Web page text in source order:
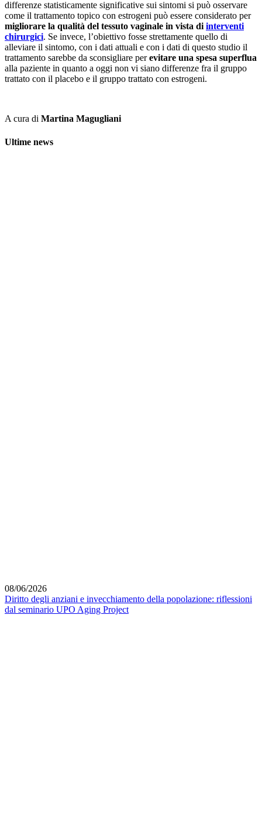
differenze statisticamente significative sui sintomi si può osservare
come il trattamento topico con estrogeni può essere considerato per
migliorare la qualità del tessuto vaginale in vista di interventi
chirurgici. Se invece, l’obiettivo fosse strettamente quello di
alleviare il sintomo, con i dati attuali e con i dati di questo studio il
trattamento sarebbe da sconsigliare perevitare una spesa superflua
alla paziente in quanto a oggi non vi siano differenze fra il gruppo
trattato con il placebo e il gruppo trattato con estrogeni.
A cura di Martina Magugliani
Ultime news
08/06/2026
Diritto degli anziani e invecchiamento della popolazione: riflessioni
dal seminario UPO Aging Project